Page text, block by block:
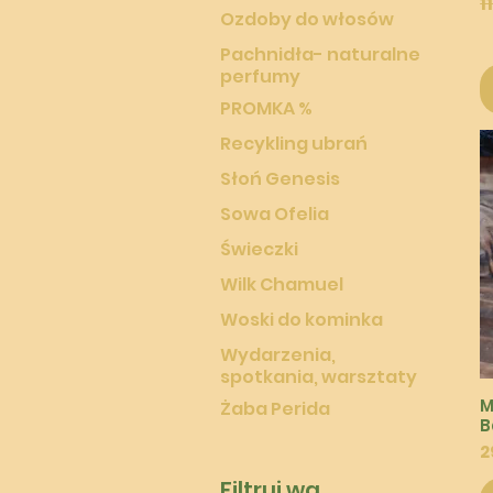
Ozdoby do włosów
Pachnidła- naturalne
perfumy
PROMKA %
Recykling ubrań
Słoń Genesis
Sowa Ofelia
Świeczki
Wilk Chamuel
Woski do kominka
Wydarzenia,
spotkania, warsztaty
Żaba Perida